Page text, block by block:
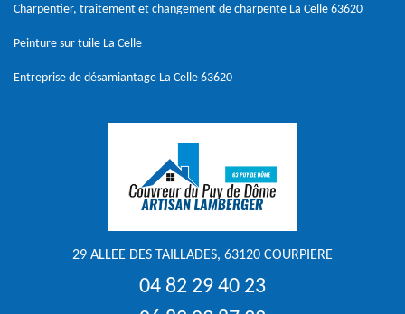
Charpentier, traitement et changement de charpente La Celle 63620
Peinture sur tuile La Celle
Entreprise de désamiantage La Celle 63620
29 ALLEE DES TAILLADES, 63120 COURPIERE
04 82 29 40 23